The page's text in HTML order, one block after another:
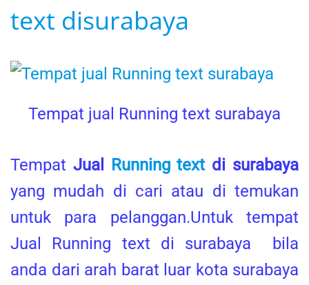
text disurabaya
Tempat jual Running text surabaya
Tempat Jual Running text di surabaya
yang mudah di cari atau di temukan
untuk para pelanggan.Untuk tempat
Jual Running text di surabaya bila
anda dari arah barat luar kota surabaya